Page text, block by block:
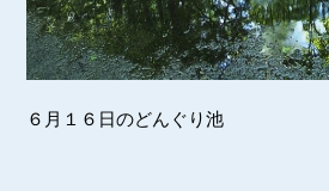
６月１６日のどんぐり池